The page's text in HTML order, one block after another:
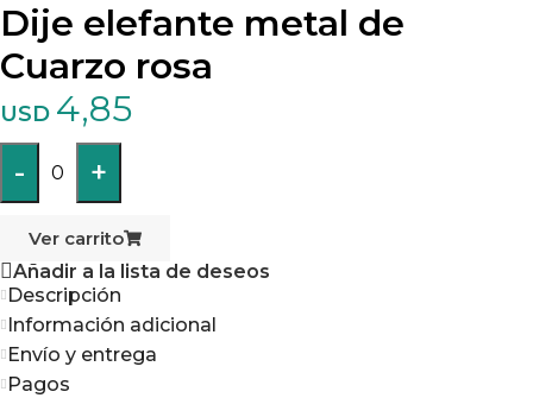
Dije elefante metal de
Cuarzo rosa
USD 4,85
- 0 +
Ver carrito
Añadir a la lista de deseos
Descripción
Información adicional
Envío y entrega
Pagos